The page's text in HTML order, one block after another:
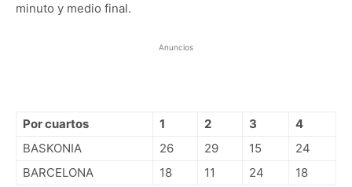
minuto y medio final.
Anuncios
Por cuartos 1 2 3
4
BASKONIA
26 29 15
24
BARCELONA
18 11 24 18